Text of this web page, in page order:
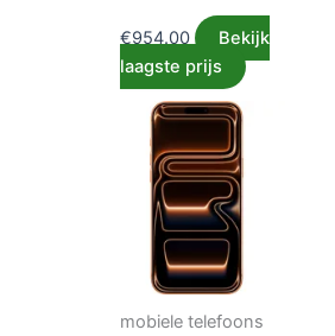
€954.00
Bekijk
laagste prijs
mobiele telefoons